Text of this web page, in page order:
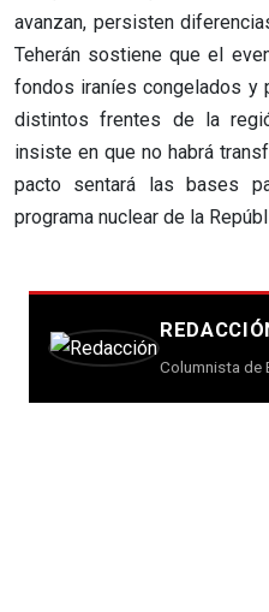
avanzan, persisten
Teherán sostiene que el
fondos iraníes congelados y
distintos frentes de la
insiste en que no habrá
pacto sentará las bases
programa nuclear de la
Columnista de